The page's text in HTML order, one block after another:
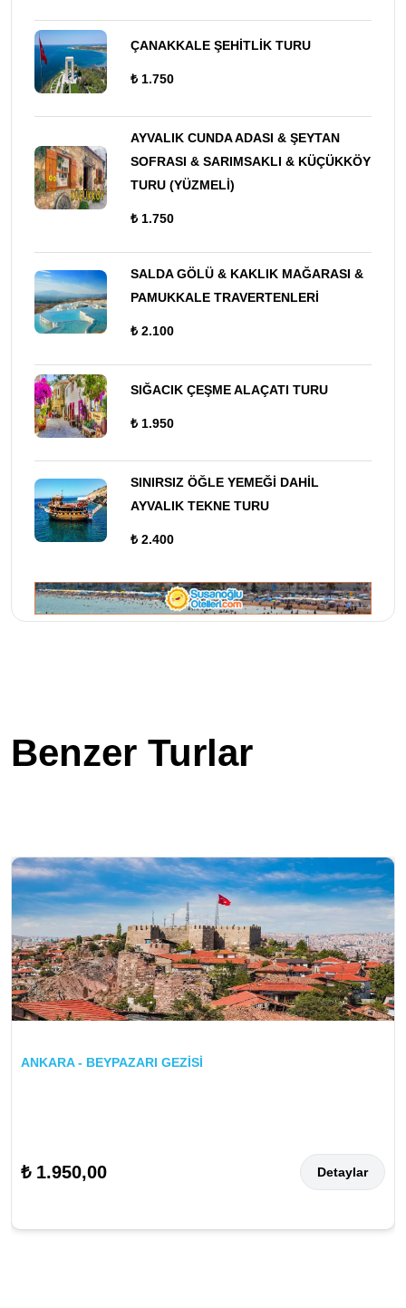
ÇANAKKALE ŞEHİTLİK TURU
₺ 1.750
AYVALIK CUNDA ADASI & ŞEYTAN
SOFRASI & SARIMSAKLI & KÜÇÜKKÖY
TURU (YÜZMELİ)
₺ 1.750
SALDA GÖLÜ & KAKLIK MAĞARASI &
PAMUKKALE TRAVERTENLERİ
₺ 2.100
SIĞACIK ÇEŞME ALAÇATI TURU
₺ 1.950
SINIRSIZ ÖĞLE YEMEĞİ DAHİL
AYVALIK TEKNE TURU
₺ 2.400
Benzer Turlar
ANKARA - BEYPAZARI GEZİSİ
₺ 1.950,00 Detaylar